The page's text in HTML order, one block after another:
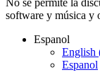
No se permite la
software y música y
Espanol
English
Espanol